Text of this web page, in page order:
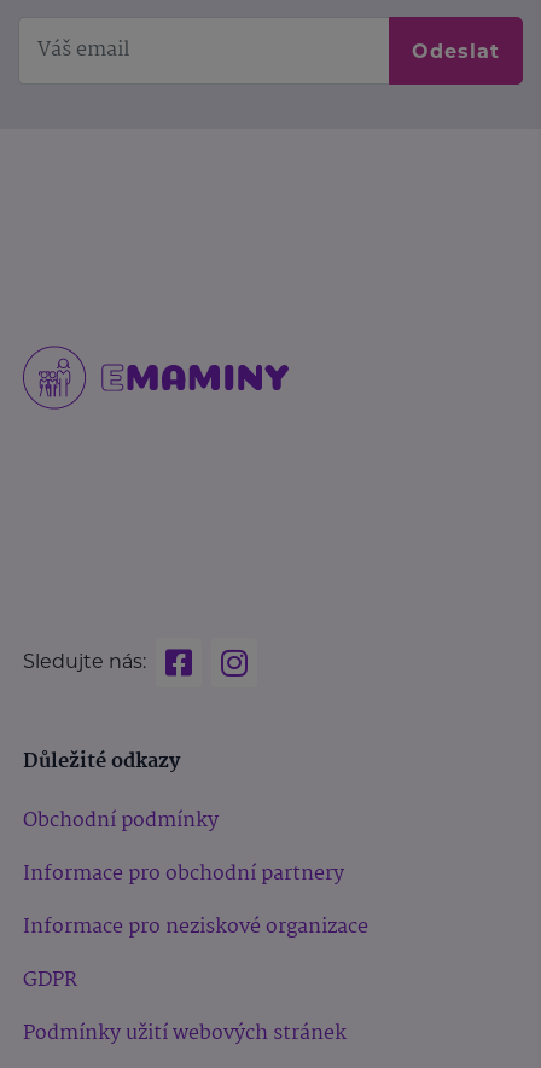
Odeslat
Sledujte nás:
Důležité odkazy
Obchodní podmínky
Informace pro obchodní partnery
Informace pro neziskové organizace
GDPR
Podmínky užití webových stránek